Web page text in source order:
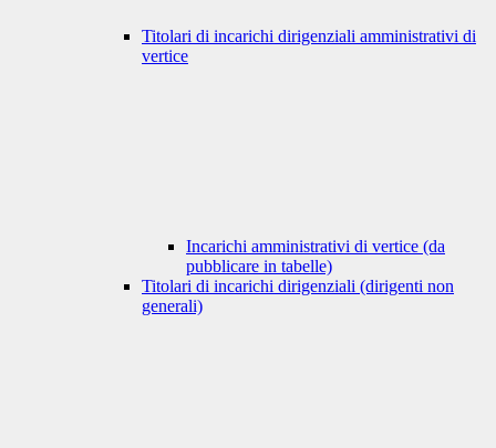
Titolari di incarichi dirigenziali amministrativi di
vertice
Incarichi amministrativi di vertice (da
pubblicare in tabelle)
Titolari di incarichi dirigenziali (dirigenti non
generali)